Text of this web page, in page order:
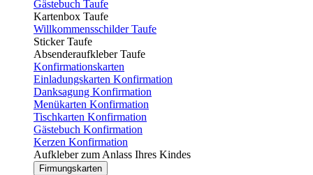
Gästebuch Taufe
Kartenbox Taufe
Willkommensschilder Taufe
Sticker Taufe
Absenderaufkleber Taufe
Konfirmationskarten
Einladungskarten Konfirmation
Danksagung Konfirmation
Menükarten Konfirmation
Tischkarten Konfirmation
Gästebuch Konfirmation
Kerzen Konfirmation
Aufkleber zum Anlass Ihres Kindes
Firmungskarten